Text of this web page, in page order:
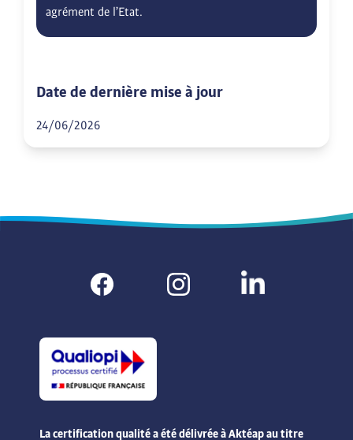
agrément de l’Etat.
Date de dernière mise à jour
24/06/2026
La certification qualité a été délivrée à Aktéap au titre